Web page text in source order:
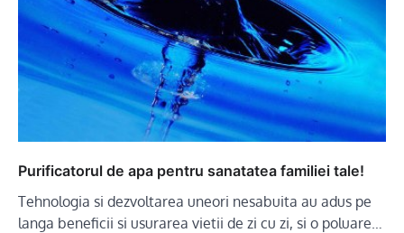
Purificatorul de apa pentru sanatatea familiei tale!
Tehnologia si dezvoltarea uneori nesabuita au adus pe
langa beneficii si usurarea vietii de zi cu zi, si o poluare…